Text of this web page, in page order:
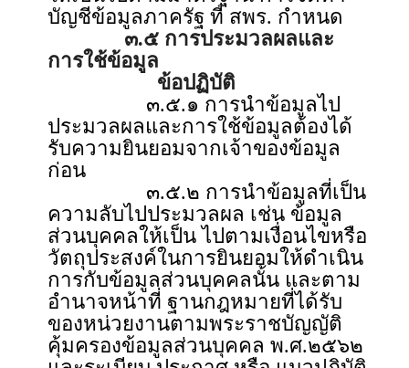
บัญชีข้อมูลภาครัฐ ที่ สพร. กำหนด
๓.๕ การประมวลผลและ
การใช้ข้อมูล
ข้อปฏิบัติ
๓.๕.๑ การนำข้อมูลไป
ประมวลผลและการใช้ข้อมูลต้องได้
รับความยินยอมจากเจ้าของข้อมูล
ก่อน
๓.๕.๒ การนำข้อมูลที่เป็น
ความลับไปประมวลผล เช่น ข้อมูล
ส่วนบุคคลให้เป็น ไปตามเงื่อนไขหรือ
วัตถุประสงค์ในการยินยอมให้ดำเนิน
การกับข้อมูลส่วนบุคคลนั้น และตาม
อำนาจหน้าที่ ฐานกฎหมายที่ได้รับ
ของหน่วยงานตามพระราชบัญญัติ
คุ้มครองข้อมูลส่วนบุคคล พ.ศ.๒๕๖๒